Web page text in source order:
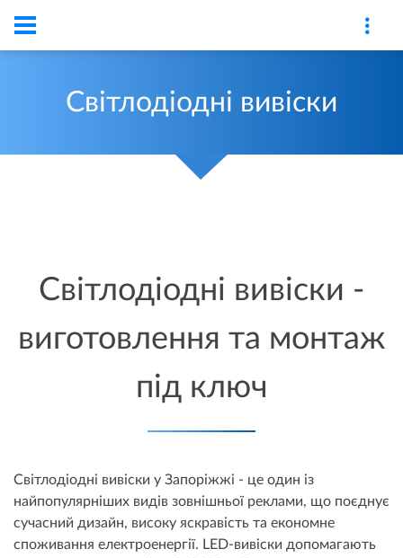
Світлодіодні вивіски
Світлодіодні вивіски -
виготовлення та монтаж
під ключ
Світлодіодні вивіски у Запоріжжі - це один із
найпопулярніших видів зовнішньої реклами, що поєднує
сучасний дизайн, високу яскравість та економне
споживання електроенергії. LED-вивіски допомагають